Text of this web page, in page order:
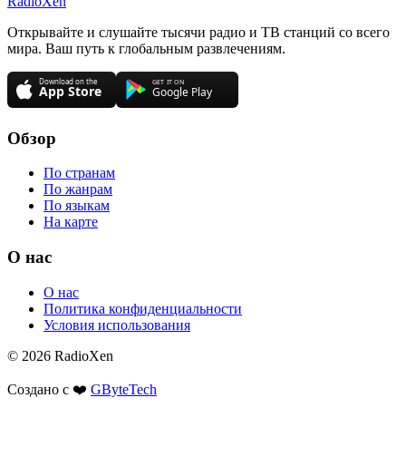
Открывайте и слушайте тысячи радио и ТВ станций со всего
мира. Ваш путь к глобальным развлечениям.
Обзор
По странам
По жанрам
По языкам
На карте
О нас
О нас
Политика конфиденциальности
Условия использования
© 2026 RadioXen
Создано с ❤️ GByteTech